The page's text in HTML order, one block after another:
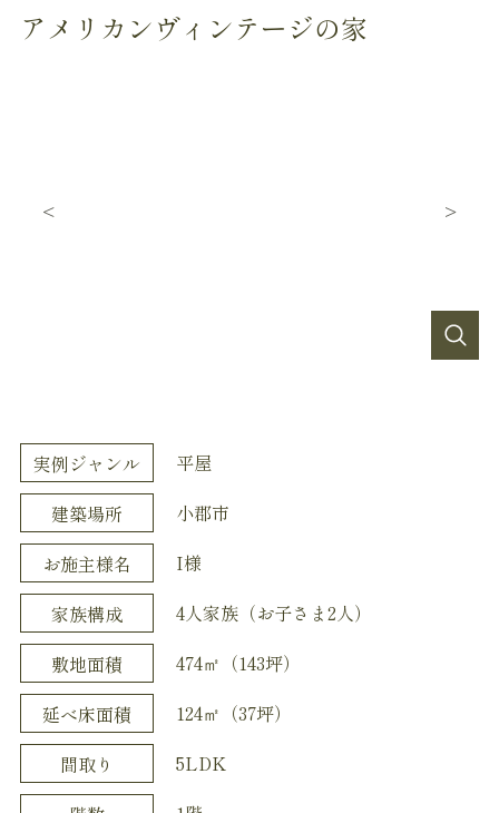
アメリカンヴィンテージの家
実例ジャンル
平屋
建築場所
小郡市
お施主様名
I様
家族構成
4人家族（お子さま2人）
敷地面積
474㎡（143坪）
延べ床面積
124㎡（37坪）
間取り
5LDK